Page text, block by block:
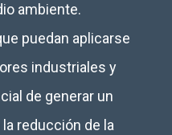
ambiente.
puedan aplicarse
industriales y
de generar un
reducción de la